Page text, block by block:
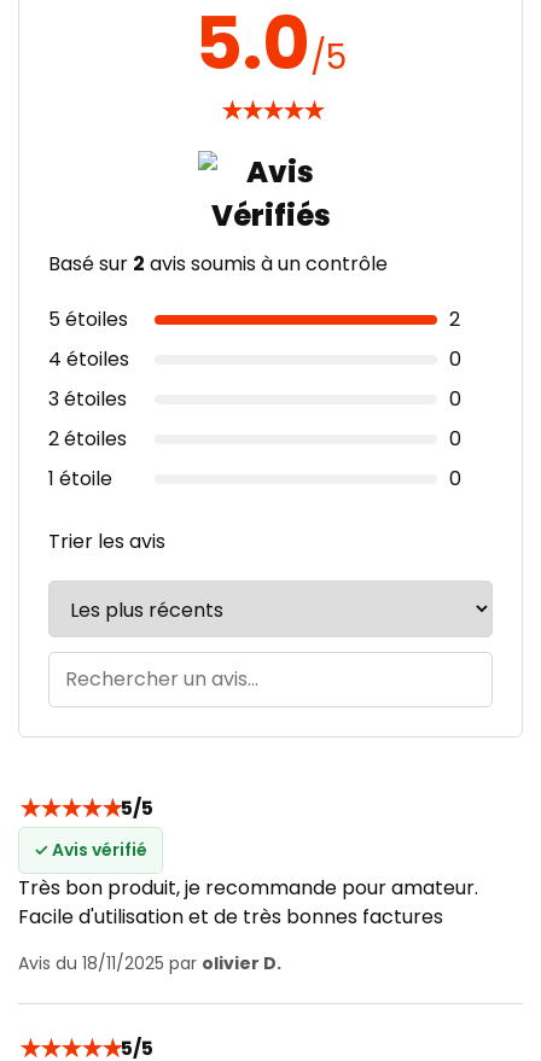
5.0/5
★★★★★
Basé sur 2 avis soumis à un contrôle
5 étoiles
2
4 étoiles
0
3 étoiles
0
2 étoiles
0
1 étoile
0
Trier les avis
★★★★★5/5
✓ Avis vérifié
Très bon produit, je recommande pour amateur.
Facile d'utilisation et de très bonnes factures
Avis du 18/11/2025 par olivier D.
★★★★★5/5